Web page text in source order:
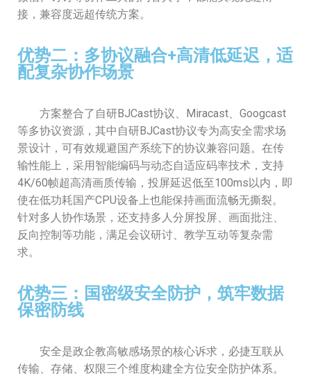
接，兼容度远超传统方案。
优势二：多协议融合+高清低延迟，适
配复杂协作场景
方案整合了自研BJCast协议、Miracast、Googcast
等多协议资源，其中自研BJCast协议专为高安全需求场
景设计，可有效规避国产系统下的协议兼容问题。在传
输性能上，采用智能编码与动态自适应码率技术，支持
4K/60帧超高清画质传输，投屏延迟低至100ms以内，即
使在低功耗国产CPU设备上也能保持画面流畅无撕裂。
针对多人协作场景，还支持多人分屏投屏、画面批注、
反向控制等功能，满足会议研讨、教学互动等复杂需
求。
优势三：国密级安全防护，筑牢数据
保密防线
安全是政企教高敏感场景的核心诉求，必捷互联从
传输、存储、权限三个维度构建全方位安全防护体系。